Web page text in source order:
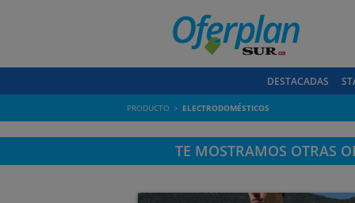
DESTACADAS
PRODUCTO ELECTRODOMÉSTICOS
TE MOSTRAMOS OTRAS